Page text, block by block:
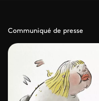
Communiqué de presse